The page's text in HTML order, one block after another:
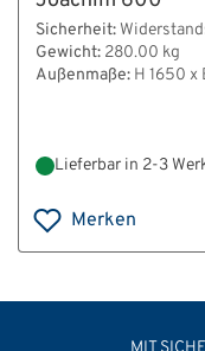
Sicherheit:
Gewicht: 280.00 kg
Außenmaße: H 1650 x
Lieferbar in 2-3
Merken